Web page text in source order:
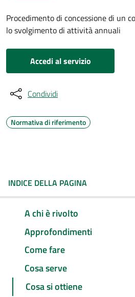
Procedimento di concessione di un
lo svolgimento di attività annuali
Accedi al servizio
Condividi
Normativa di riferimento
INDICE DELLA PAGINA
A chi è rivolto
Approfondimenti
Come fare
Cosa serve
Cosa si ottiene